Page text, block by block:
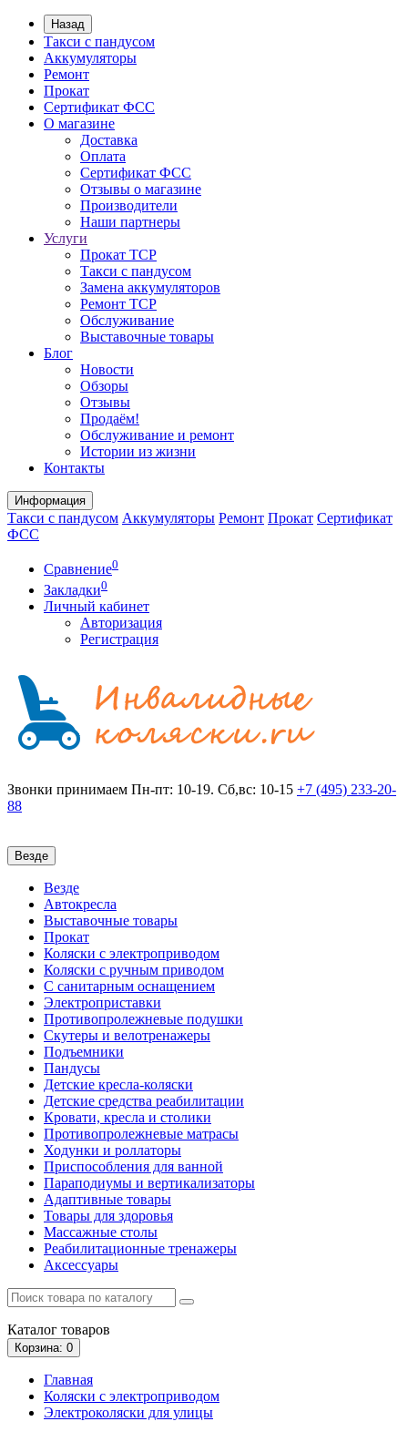
Назад
Такси с пандусом
Аккумуляторы
Ремонт
Прокат
Сертификат ФСС
О магазине
Доставка
Оплата
Сертификат ФСС
Отзывы о магазине
Производители
Наши партнеры
Услуги
Прокат ТСР
Такси с пандусом
Замена аккумуляторов
Ремонт ТСР
Обслуживание
Выставочные товары
Блог
Новости
Обзоры
Отзывы
Продаём!
Обслуживание и ремонт
Истории из жизни
Контакты
Информация
Такси с пандусом Аккумуляторы Ремонт Прокат Сертификат
ФСС
Сравнение0
Закладки0
Личный кабинет
Авторизация
Регистрация
Звонки принимаем Пн-пт: 10-19. Сб,вс: 10-15 +7 (495) 233-20-
88
Везде
Везде
Автокресла
Выставочные товары
Прокат
Коляски с электроприводом
Коляски с ручным приводом
С санитарным оснащением
Электроприставки
Противопролежневые подушки
Скутеры и велотренажеры
Подъемники
Пандусы
Детские кресла-коляски
Детские средства реабилитации
Кровати, кресла и столики
Противопролежневые матрасы
Ходунки и роллаторы
Приспособления для ванной
Параподиумы и вертикализаторы
Адаптивные товары
Товары для здоровья
Массажные столы
Реабилитационные тренажеры
Аксессуары
Каталог товаров
Корзина: 0
Главная
Коляски с электроприводом
Электроколяски для улицы